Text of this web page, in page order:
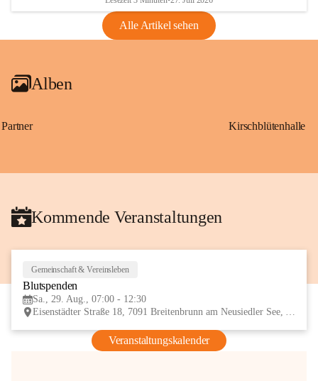
Alle Artikel sehen
Alben
Partner Kirschblütenhalle
Kommende Veranstaltungen
Gemeinschaft & Vereinsleben
Blutspenden
Sa., 29. Aug., 07:00 - 12:30
Eisenstädter Straße 18, 7091 Breitenbrunn am Neusiedler See, AUT
Veranstaltungskalender